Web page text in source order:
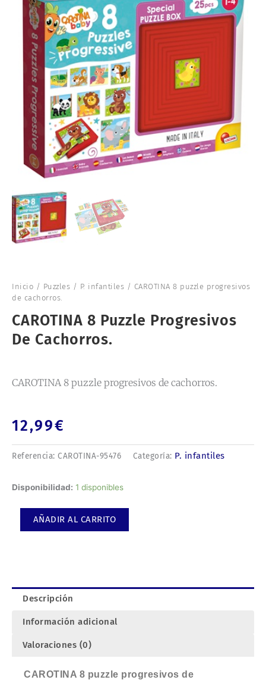
Inicio / Puzzles / P. infantiles / CAROTINA 8 puzzle progresivos
de cachorros.
CAROTINA 8 Puzzle Progresivos
De Cachorros.
CAROTINA 8 puzzle progresivos de cachorros.
12,99€
Referencia: CAROTINA-95476 Categoría: P. infantiles
Disponibilidad: 1 disponibles
CAROTINA
AÑADIR AL CARRITO
Descripción
Información adicional
Valoraciones (0)
CAROTINA 8 puzzle progresivos de